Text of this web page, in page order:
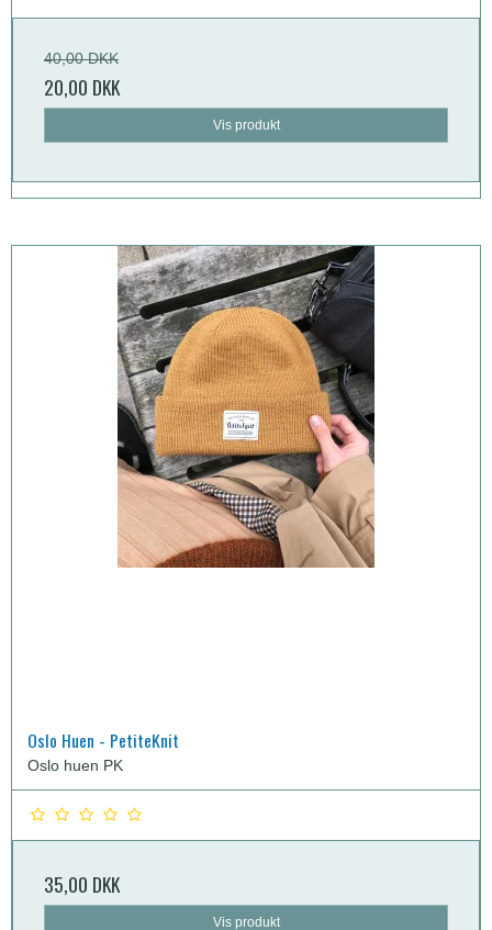
40,00 DKK
20,00 DKK
Vis produkt
Oslo Huen - PetiteKnit
Oslo huen PK
35,00 DKK
Vis produkt